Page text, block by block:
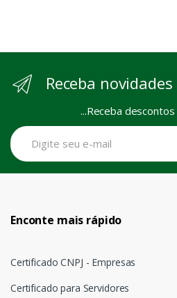
Receba novidades
...Receba descontos
Enconte mais rápido
Certificado CNPJ - Empresas
Certificado para Servidores